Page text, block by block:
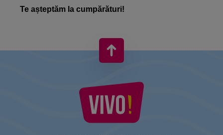
Te așteptăm la cumpărături!